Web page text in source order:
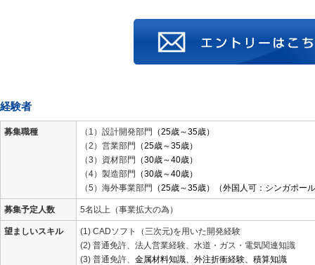
経験者
募集職種 （1）設計開発部門 （25歳～35歳）
（2）営業部門
（25歳～35歳）
（3）資材部門
（30歳～40歳）
（4）製造部門
（30歳～40歳）
（5）海外事業部門
（25歳～35歳）（外国人可：シンガポー
募集予定人数 5名以上（事業拡大の為）
望ましいスキル
(1) CADソフト（三次元)を用いた開発経験
(2) 普通免許、法人営業経験、水道・ガス・電気関連知識
(3) 普通免許、 金属材料知識、外注折衝経験、積算知識